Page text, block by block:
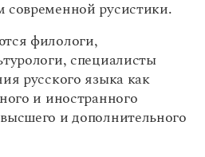
азов до тонкостей
от простого к сложному
современной русистики.
филологи,
специалисты
русского языка как
и иностранного
и дополнительного